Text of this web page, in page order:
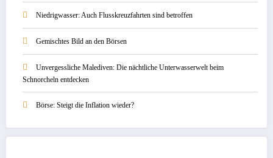
Niedrigwasser: Auch Flusskreuzfahrten sind betroffen
Gemischtes Bild an den Börsen
Unvergessliche Malediven: Die nächtliche Unterwasserwelt beim
Schnorcheln entdecken
Börse: Steigt die Inflation wieder?